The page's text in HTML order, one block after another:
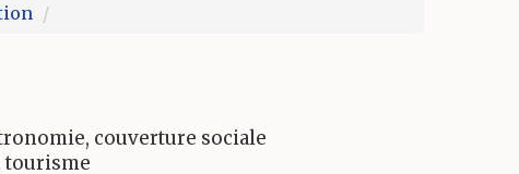
couverture sociale
tourisme